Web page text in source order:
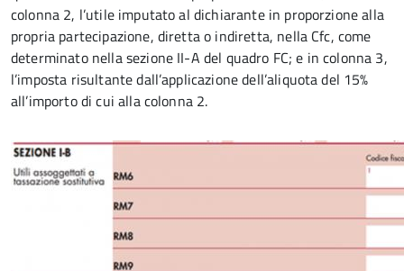
colonna 2, l’utile imputato al dichiarante in proporzione alla
propria partecipazione, diretta o indiretta, nella Cfc, come
determinato nella sezione II-A del quadro FC; e in colonna 3,
l’imposta risultante dall’applicazione dell’aliquota del 15%
all’importo di cui alla colonna 2.